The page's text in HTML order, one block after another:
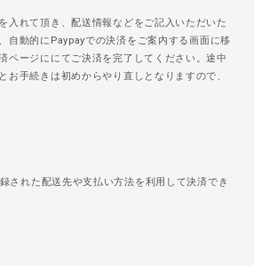
入れて頂き、配送情報などをご記入いただいた
自動的にPaypayでの決済をご案内する画面に移
ページににてご決済を完了してください。途中
お手続きは初めからやり直しとなりますので、
された配送先や支払い方法を利用して決済でき